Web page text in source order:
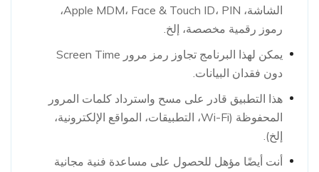
الشاشة، Apple MDM، Face & Touch ID، PIN،
رموز رقمية مخصصة، إلخ.
يمكن لهذا البرنامج تجاوز رمز مرور Screen Time
دون فقدان البيانات.
هذا التطبيق قادر على مسح واسترداد كلمات المرور
المحفوظة (Wi-Fi، التطبيقات، المواقع الإلكترونية،
إلخ).
أنت أيضًا مؤهل للحصول على مساعدة فنية مجانية